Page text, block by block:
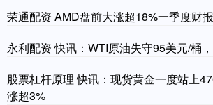
荣通配资 AMD盘前大涨超18%一季度财
永利配资 快讯：WTI原油失守95美元/桶，
股票杠杆原理 快讯：现货黄金一度站上
涨超3%